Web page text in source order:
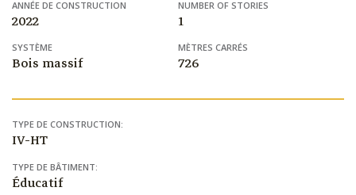
ANNÉE DE CONSTRUCTION
2022
NUMBER OF STORIES
1
SYSTÈME
Bois massif
MÈTRES CARRÉS
726
TYPE DE CONSTRUCTION:
IV-HT
TYPE DE BÂTIMENT:
Éducatif